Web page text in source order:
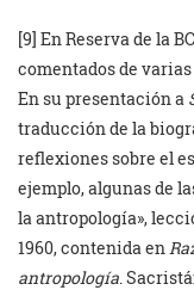
[9] En Reserva de la
comentados de
En su presentación a
traducción de la
reflexiones sobre el
ejemplo, algunas de
la antropología»,
1960, contenida en
antropología .